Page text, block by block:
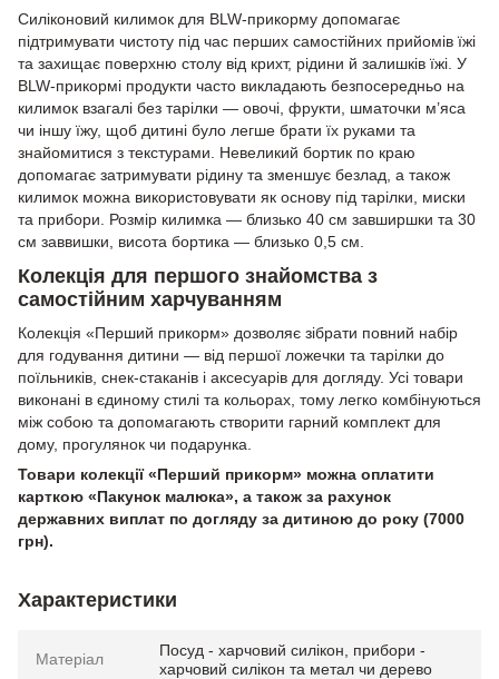
Силіконовий килимок для BLW-прикорму допомагає
підтримувати чистоту під час перших самостійних прийомів їжі
та захищає поверхню столу від крихт, рідини й залишків їжі. У
BLW-прикормі продукти часто викладають безпосередньо на
килимок взагалі без тарілки — овочі, фрукти, шматочки м’яса
чи іншу їжу, щоб дитині було легше брати їх руками та
знайомитися з текстурами. Невеликий бортик по краю
допомагає затримувати рідину та зменшує безлад, а також
килимок можна використовувати як основу під тарілки, миски
та прибори. Розмір килимка — близько 40 см завширшки та 30
см заввишки, висота бортика — близько 0,5 см.
Колекція для першого знайомства з
самостійним харчуванням
Колекція «Перший прикорм» дозволяє зібрати повний набір
для годування дитини — від першої ложечки та тарілки до
поїльників, снек-стаканів і аксесуарів для догляду. Усі товари
виконані в єдиному стилі та кольорах, тому легко комбінуються
між собою та допомагають створити гарний комплект для
дому, прогулянок чи подарунка.
Товари колекції «Перший прикорм» можна оплатити
карткою «Пакунок малюка», а також за рахунок
державних виплат по догляду за дитиною до року (7000
грн).
Характеристики
Матеріал
Посуд - харчовий силікон, прибори -
харчовий силікон та метал чи дерево